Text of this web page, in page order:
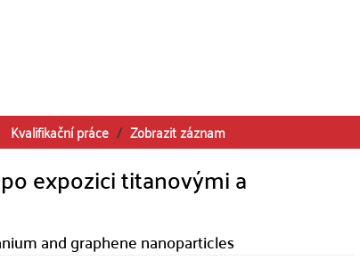
Kvalifikační práce Zobrazit záznam
expozici titanovými a
and graphene nanoparticles